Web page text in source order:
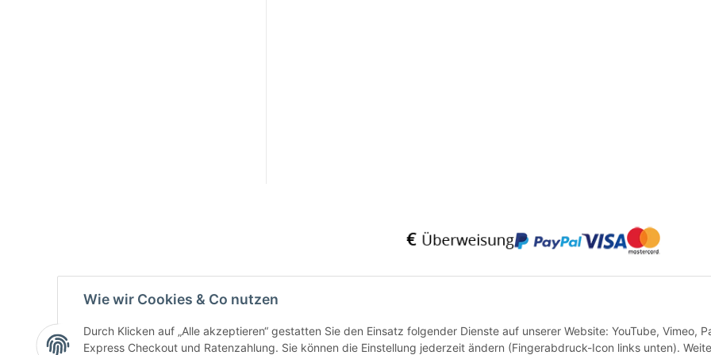
Wie wir Cookies & Co nutzen
Durch Klicken auf „Alle akzeptieren“ gestatten Sie den Einsatz folgender Dienste auf unserer Website: YouTube, Vimeo,
Express Checkout und Ratenzahlung. Sie können die Einstellung jederzeit ändern (Fingerabdruck-Icon links unten).
VERTRAG WIDERRUFEN